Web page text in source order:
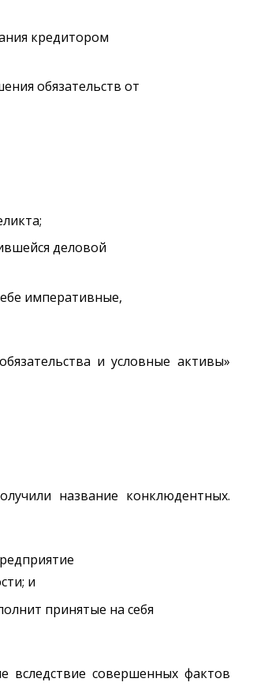
кредитором
обязательств от
деловой
императивные,
и условные активы»
название конклюдентных.
и
принятые на себя
вследствие совершенных фактов